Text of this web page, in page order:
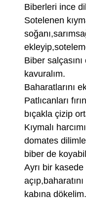
Biberleri ince
Sotelenen
Biber
kavuralım.
Baharatlarını
Patlıcanları
bıçakla çizip
Kıymalı
domates
biber de
Ayrı bir kasede
kabına dökelim.